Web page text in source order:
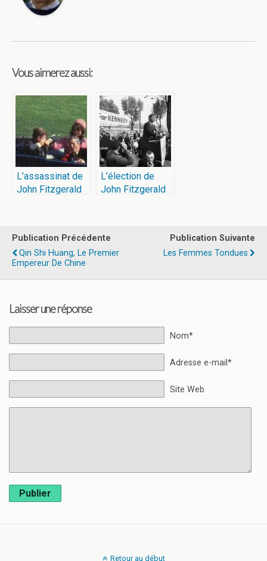
Vous aimerez aussi:
L’assassinat de
John Fitzgerald
L’élection de
John Fitzgerald
Publication Précédente
Qin Shi Huang, Le Premier
Empereur De Chine
Publication Suivante
Les Femmes Tondues
Laisser une réponse
Nom*
Adresse e-mail*
Site Web
Publier
Retour au début